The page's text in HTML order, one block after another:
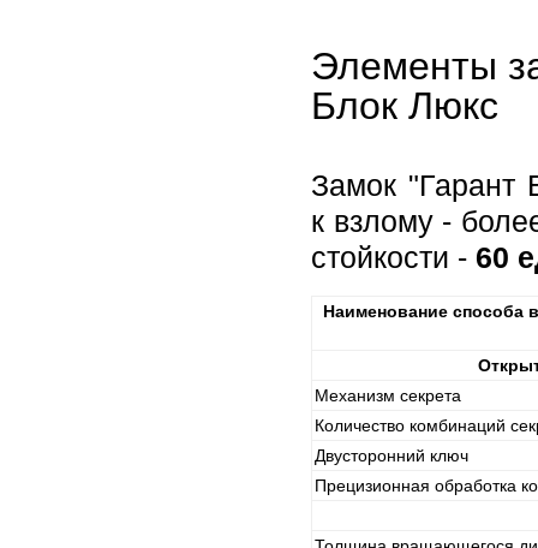
Элементы
Блок Люкс
Замок "Гарант
к взлому -
стойкости - 60
Наименование способа
Механизм секрета
Количество комбинаций
Двусторонний ключ
Прецизионная обработка